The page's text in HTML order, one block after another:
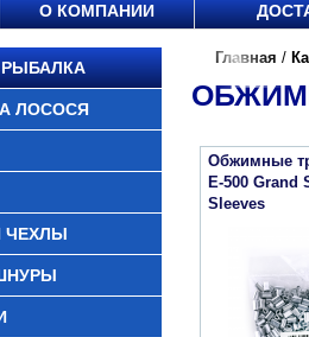
О КОМПАНИИ
ЛОСОСЯ
ЧЕХЛЫ
Главная /
Обжимные
E-500 Grand
Sleeves